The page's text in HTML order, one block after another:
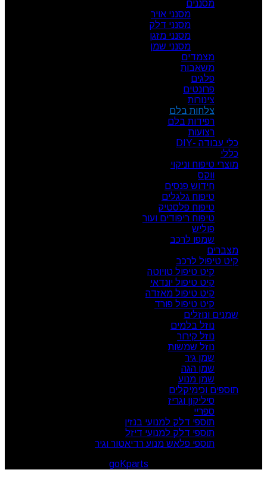
מסננים
מסנני אויר
מסנני דלק
מסנני מזגן
מסנני שמן
מצמדים
משאבות
פלגים
פרונטים
צינורות
צלחות בלם
רפידות בלם
רצועות
כלי עבודה -DIY
כללי
מוצרי טיפוח וניקוי
ווקס
חידוש פנסים
טיפוח גלגלים
טיפוח פלסטיק
טיפוח ריפודים ועור
פוליש
שמפו לרכב
מצברים
קיט טיפול לרכב
קיט טיפול טויוטה
קיט טיפול יונדאי
קיט טיפול מאזדה
קיט טיפול פורד
שמנים ונוזלים
נוזל בלמים
נוזל קירור
נוזל שמשות
שמן גיר
שמן הגה
שמן מנוע
תוספים וכימיקלים
סיליקון וגריז
ספריי
תוספי דלק למנועי בנזין
תוספי דלק למנועי דיזל
תוספי פלאש מנוע רדיאטור וגיר
goKparts